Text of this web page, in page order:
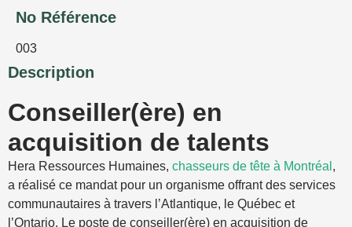
No Référence
003
Description
Conseiller(ère) en
acquisition de talents
Hera Ressources Humaines, chasseurs de tête à Montréal ,
a réalisé ce mandat pour un organisme offrant des services
communautaires à travers l’Atlantique, le Québec et
l’Ontario. Le poste de conseiller(ère) en acquisition de